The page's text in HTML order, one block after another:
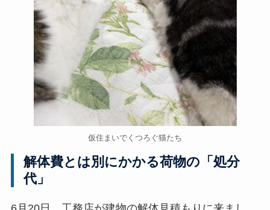
仮住まいでくつろぐ猫たち
解体費とは別にかかる荷物の「処分
代」